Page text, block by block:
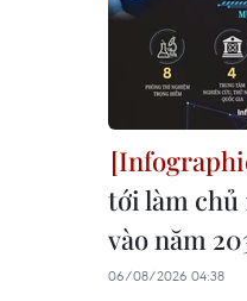
tới làm chủ
vào năm
06/08/2026 04:38